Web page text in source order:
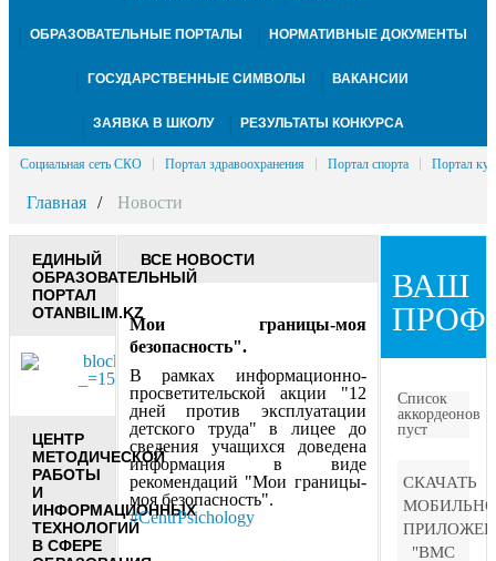
ОБРАЗОВАТЕЛЬНЫЕ ПОРТАЛЫ НОРМАТИВНЫЕ ДОКУМЕНТЫ
ГОСУДАРСТВЕННЫЕ СИМВОЛЫ ВАКАНСИИ
ЗАЯВКА В ШКОЛУ РЕЗУЛЬТАТЫ КОНКУРСА
Социальная сеть СКО Портал здравоохранения Портал спорта Портал
Главная Новости
ЕДИНЫЙ
ОБРАЗОВАТЕЛЬНЫЙ
ПОРТАЛ
OTANBILIM.KZ
ЦЕНТР
МЕТОДИЧЕСКОЙ
РАБОТЫ
И
ИНФОРМАЦИОННЫХ
ТЕХНОЛОГИЙ
В СФЕРЕ
ВАШ
Список
аккордеонов
пуст
СКАЧАТЬ
"BMC
ВСЕ НОВОСТИ
Мои границы-моя
безопасность".
В рамках информационно-
просветительской акции "12
дней против эксплуатации
детского труда" в лицее до
сведения учащихся доведена
информация в виде
рекомендаций "Мои границы-
моя безопасность".
#CentrPsichology